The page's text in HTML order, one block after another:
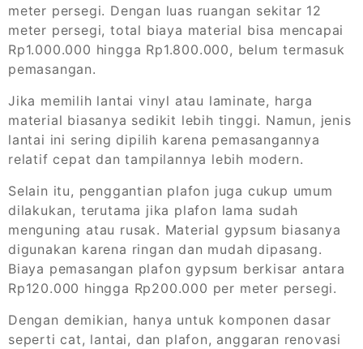
meter persegi. Dengan luas ruangan sekitar 12
meter persegi, total biaya material bisa mencapai
Rp1.000.000 hingga Rp1.800.000, belum termasuk
pemasangan.
Jika memilih lantai vinyl atau laminate, harga
material biasanya sedikit lebih tinggi. Namun, jenis
lantai ini sering dipilih karena pemasangannya
relatif cepat dan tampilannya lebih modern.
Selain itu, penggantian plafon juga cukup umum
dilakukan, terutama jika plafon lama sudah
menguning atau rusak. Material gypsum biasanya
digunakan karena ringan dan mudah dipasang.
Biaya pemasangan plafon gypsum berkisar antara
Rp120.000 hingga Rp200.000 per meter persegi.
Dengan demikian, hanya untuk komponen dasar
seperti cat, lantai, dan plafon, anggaran renovasi